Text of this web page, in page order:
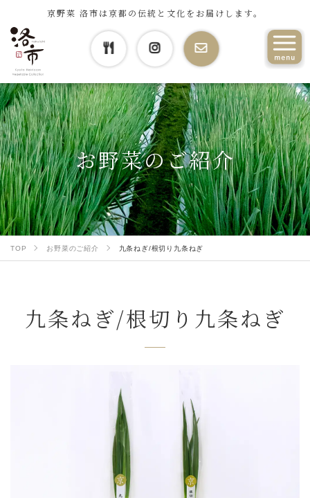
京野菜 洛市は京都の伝統と文化をお届けします。
お野菜のご紹介
TOP お野菜のご紹介 九条ねぎ/根切り九条ねぎ
九条ねぎ/根切り九条ねぎ